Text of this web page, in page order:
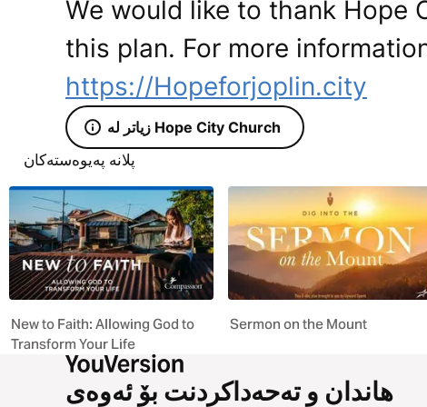
We would like to thank Hope
this plan. For more
https://Hopeforjoplin.city
زیاتر لە Hope City Church
پلانە پەیوەستەکان
New to Faith: Allowing God to
Transform Your Life
Sermon on the Mount
هاندان و تەحەداکردنت بۆ ئەوەی